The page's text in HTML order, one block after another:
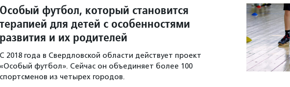
Особый футбол, который становится
терапией для детей с особенностями
развития и их родителей
С 2018 года в Свердловской области действует проект
«Особый футбол». Сейчас он объединяет более 100
спортсменов из четырех городов.